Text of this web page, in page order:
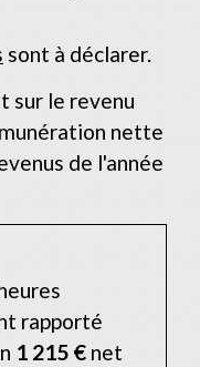
sont à déclarer.
sur le revenu
nette
de l'année
rapporté
1 215 € net